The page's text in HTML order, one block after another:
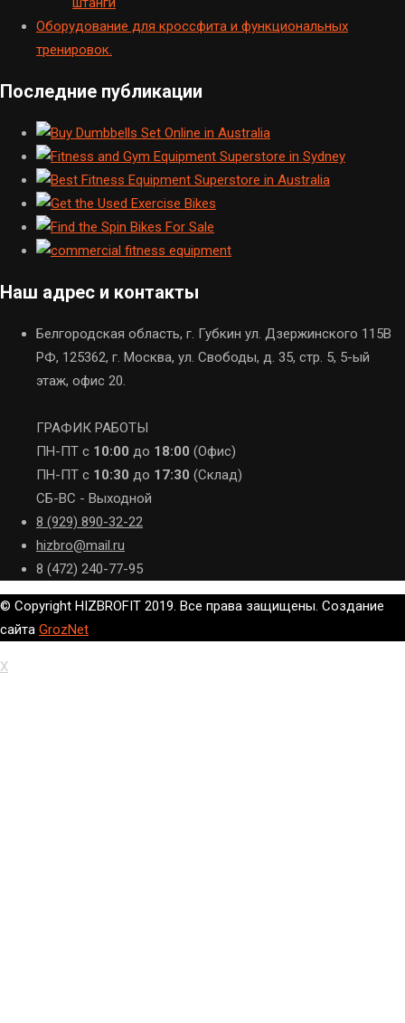
Оборудование для кроссфита и функциональных
тренировок.
Последние публикации
Наш адрес и контакты
Белгородская область, г. Губкин ул. Дзержинского 115В
РФ, 125362, г. Москва, ул. Свободы, д. 35, стр. 5, 5-ый
этаж, офис 20.
ГРАФИК РАБОТЫ
ПН-ПТ с 10:00 до 18:00 (Офис)
ПН-ПТ с 10:30 до 17:30 (Склад)
СБ-ВС - Выходной
8 (929) 890-32-22
hizbro@mail.ru
8 (472) 240-77-95
© Copyright HIZBROFIT 2019. Все права защищены. Создание
сайта GrozNet
X